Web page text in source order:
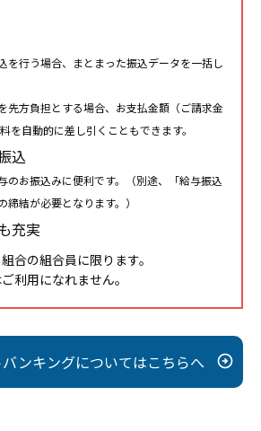
を行う場合、まとまった振込データを一括し
先方負担とする場合、お支払金額（ご請求金
を自動的に差し引くこともできます。
込
のお振込みに便利です。（別途、「給与振込
締結が必要となります。）
充実
合の組合員に限ります。
利用になれません。
ンキングについてはこちらへ